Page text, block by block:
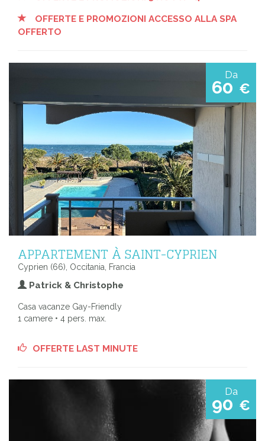
OFFERTE E PROMOZIONI ACCESSO ALLA SPA
OFFERTO
Da
60 €
APPARTEMENT À SAINT-CYPRIEN
Cyprien (66), Occitania, Francia
Patrick & Christophe
Casa vacanze Gay-Friendly
1 camere • 4 pers. max.
OFFERTE LAST MINUTE
Da
90 €